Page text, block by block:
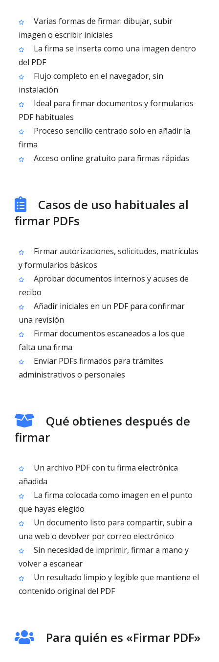
Varias formas de firmar: dibujar, subir
imagen o escribir iniciales
La firma se inserta como una imagen dentro
del PDF
Flujo completo en el navegador, sin
instalación
Ideal para firmar documentos y formularios
PDF habituales
Proceso sencillo centrado solo en añadir la
firma
Acceso online gratuito para firmas rápidas
Casos de uso habituales al
firmar PDFs
Firmar autorizaciones, solicitudes, matrículas
y formularios básicos
Aprobar documentos internos y acuses de
recibo
Añadir iniciales en un PDF para confirmar
una revisión
Firmar documentos escaneados a los que
falta una firma
Enviar PDFs firmados para trámites
administrativos o personales
Qué obtienes después de
firmar
Un archivo PDF con tu firma electrónica
añadida
La firma colocada como imagen en el punto
que hayas elegido
Un documento listo para compartir, subir a
una web o devolver por correo electrónico
Sin necesidad de imprimir, firmar a mano y
volver a escanear
Un resultado limpio y legible que mantiene el
contenido original del PDF
Para quién es «Firmar PDF»